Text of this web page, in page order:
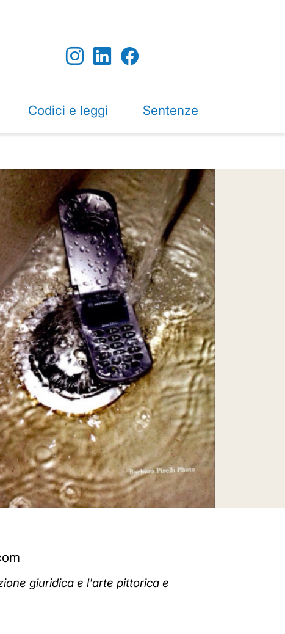
Codici e leggi Sentenze
giuridica e l'arte pittorica e